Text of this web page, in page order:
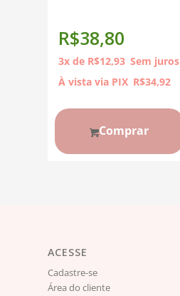
R$38,80
3x de R$12,93 Sem juros
À vista via PIX R$34,92
Comprar
ACESSE
Cadastre-se
Área do cliente